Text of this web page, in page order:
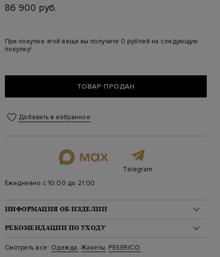
86 900 руб.
При покупке этой вещи вы получите 0 рублей на следующую
покупку!
ТОВАР ПРОДАН
Добавить в избранное
Telegram
Ежедневно с 10:00 до 21:00
ИНФОРМАЦИЯ ОБ ИЗДЕЛИИ
Материал: хлопок 54%, лен 35%, полиамид 8%, эластан 3%
На модели: 175/81/61/91 на модели размер 40
Цвет: Бежевый
Артикул: s01912j0 02705 741
РЕКОМЕНДАЦИИ ПО УХОДУ
Стирка: Деликатная стирка при температуре воды до 30
Смотреть все: Одежда, Жакеты, PESERICO